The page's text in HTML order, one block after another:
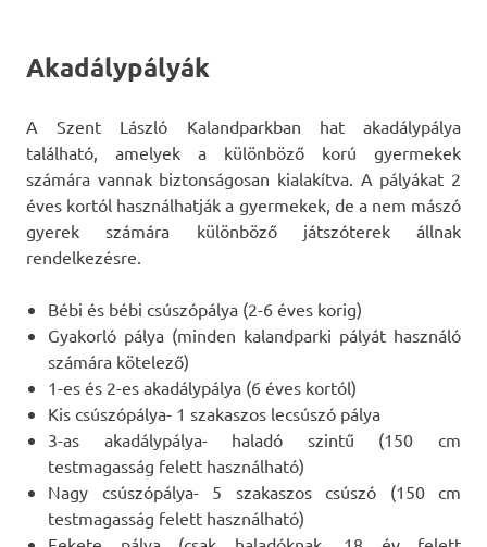
Akadálypályák
A Szent László Kalandparkban hat akadálypálya
található, amelyek a különböző korú gyermekek
számára vannak biztonságosan kialakítva. A pályákat 2
éves kortól használhatják a gyermekek, de a nem mászó
gyerek számára különböző játszóterek állnak
rendelkezésre.
Bébi és bébi csúszópálya (2-6 éves korig)
Gyakorló pálya (minden kalandparki pályát használó
számára kötelező)
1-es és 2-es akadálypálya (6 éves kortól)
Kis csúszópálya- 1 szakaszos lecsúszó pálya
3-as akadálypálya- haladó szintű (150 cm
testmagasság felett használható)
Nagy csúszópálya- 5 szakaszos csúszó (150 cm
testmagasság felett használható)